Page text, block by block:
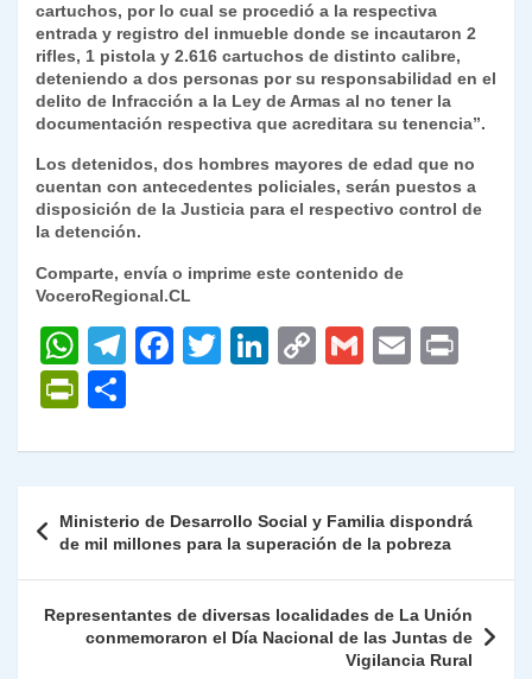
cartuchos, por lo cual se procedió a la respectiva
entrada y registro del inmueble donde se incautaron 2
rifles, 1 pistola y 2.616 cartuchos de distinto calibre,
deteniendo a dos personas por su responsabilidad en el
delito de Infracción a la Ley de Armas al no tener la
documentación respectiva que acreditara su tenencia”.
Los detenidos, dos hombres mayores de edad que no
cuentan con antecedentes policiales, serán puestos a
disposición de la Justicia para el respectivo control de
la detención.
Comparte, envía o imprime este contenido de
VoceroRegional.CL
W
h
at
s
p
p
T
gr
m
F
e
o
o
k
T
er
Li
e
n
C
y
n
k
G
l
E
l
P
nt
Fr
ie
n
dl
y
m
p
ar
tir
de
entradas
Ministerio de Desarrollo Social y Familia dispondrá
de mil millones para la superación de la pobreza
Representantes de diversas localidades de La Unión
conmemoraron el Día Nacional de las Juntas de
Vigilancia Rural